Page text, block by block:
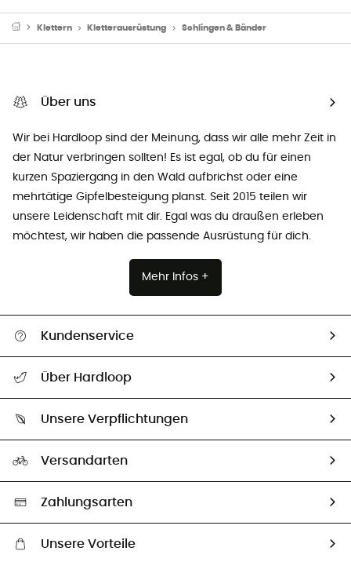
Klettern Kletterausrüstung Schlingen & Bänder
Über uns
Wir bei Hardloop sind der Meinung, dass wir alle mehr Zeit in
der Natur verbringen sollten! Es ist egal, ob du für einen
kurzen Spaziergang in den Wald aufbrichst oder eine
mehrtätige Gipfelbesteigung planst. Seit 2015 teilen wir
unsere Leidenschaft mit dir. Egal was du draußen erleben
möchtest, wir haben die passende Ausrüstung für dich.
Mehr Infos +
Kundenservice
Größentabelle
Über Hardloop
Unsere Botschafter
Unsere Verpflichtungen
Auswahl an nachhaltigen Produkten
Versandarten
Zahlungsarten
Unsere Vorteile